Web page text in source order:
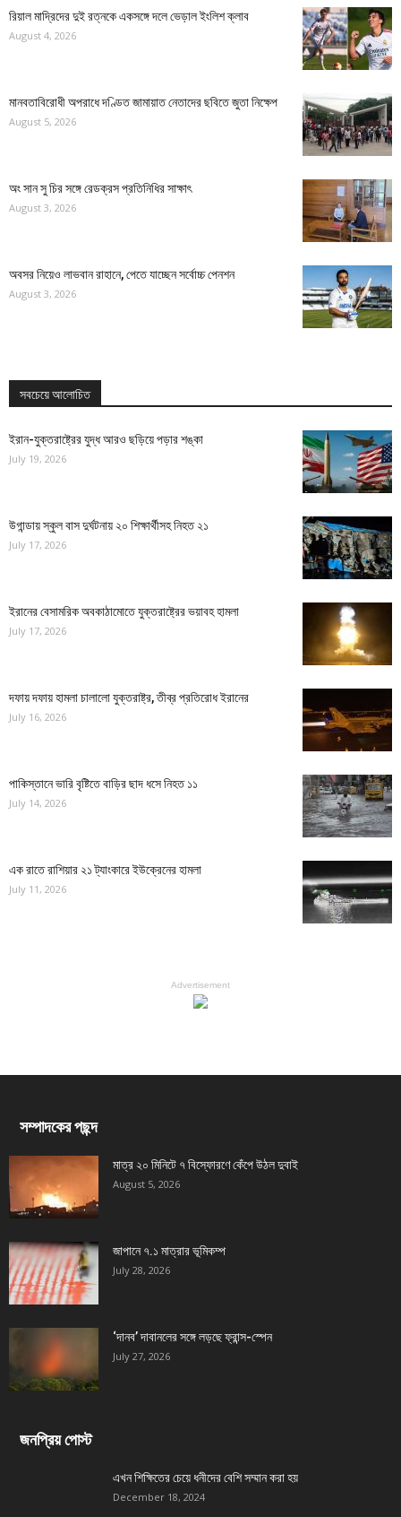
রিয়াল মাদ্রিদের দুই রত্নকে একসঙ্গে দলে ভেড়াল ইংলিশ ক্লাব
August 4, 2026
মানবতাবিরোধী অপরাধে দণ্ডিত জামায়াত নেতাদের ছবিতে জুতা নিক্ষেপ
August 5, 2026
অং সান সু চির সঙ্গে রেডক্রস প্রতিনিধির সাক্ষাৎ
August 3, 2026
অবসর নিয়েও লাভবান রাহানে, পেতে যাচ্ছেন সর্বোচ্চ পেনশন
August 3, 2026
সবচেয়ে আলোচিত
ইরান-যুক্তরাষ্ট্রের যুদ্ধ আরও ছড়িয়ে পড়ার শঙ্কা
July 19, 2026
উগান্ডায় স্কুল বাস দুর্ঘটনায় ২০ শিক্ষার্থীসহ নিহত ২১
July 17, 2026
ইরানের বেসামরিক অবকাঠামোতে যুক্তরাষ্ট্রের ভয়াবহ হামলা
July 17, 2026
দফায় দফায় হামলা চালালো যুক্তরাষ্ট্র, তীব্র প্রতিরোধ ইরানের
July 16, 2026
পাকিস্তানে ভারি বৃষ্টিতে বাড়ির ছাদ ধসে নিহত ১১
July 14, 2026
এক রাতে রাশিয়ার ২১ ট্যাংকারে ইউক্রেনের হামলা
July 11, 2026
Advertisement
সম্পাদকের পছন্দ
মাত্র ২০ মিনিটে ৭ বিস্ফোরণে কেঁপে উঠল দুবাই
August 5, 2026
জাপানে ৭.১ মাত্রার ভূমিকম্প
July 28, 2026
‘দানব’ দাবানলের সঙ্গে লড়ছে ফ্রান্স-স্পেন
July 27, 2026
জনপ্রিয় পোস্ট
এখন শিক্ষিতের চেয়ে ধনীদের বেশি সম্মান করা হয়
December 18, 2024